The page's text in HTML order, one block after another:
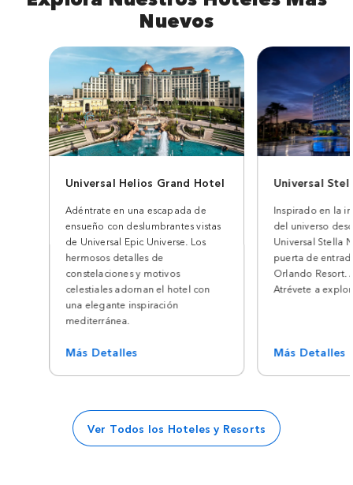
Nuevos
Universal Helios Grand Hotel
Adéntrate en una escapada de
ensueño con deslumbrantes vistas
de Universal Epic Universe. Los
hermosos detalles de
constelaciones y motivos
celestiales adornan el hotel con
una elegante inspiración
mediterránea.
Más Detalles
Universal
Inspirado en la
del universo
Universal Stella
puerta de
Orlando Resort.
Atrévete a
Más Detalles
Ver Todos los Hoteles y Resorts